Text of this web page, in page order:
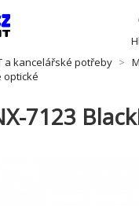
a kancelářské potřeby
optické
7123